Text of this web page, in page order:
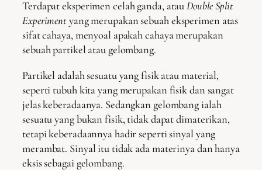
Terdapat eksperimen celah ganda, atauDouble Split
Experimentyang merupakan sebuah eksperimen atas
sifat cahaya, menyoal apakah cahaya merupakan
sebuah partikel atau gelombang.
Partikel adalah sesuatu yang fisik atau material,
seperti tubuh kita yang merupakan fisik dan sangat
jelas keberadaanya. Sedangkan gelombang ialah
sesuatu yang bukan fisik, tidak dapat dimaterikan,
tetapi keberadaannya hadir seperti sinyal yang
merambat. Sinyal itu tidak ada materinya dan hanya
eksis sebagai gelombang.